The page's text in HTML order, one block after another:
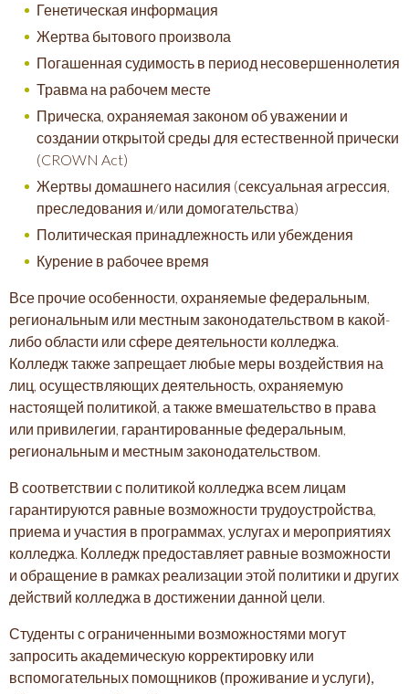
Генетическая информация
Жертва бытового произвола
Погашенная судимость в период несовершеннолетия
Травма на рабочем месте
Прическа, охраняемая законом об уважении и
создании открытой среды для естественной прически
(CROWN Act)
Жертвы домашнего насилия (сексуальная агрессия,
преследования и/или домогательства)
Политическая принадлежность или убеждения
Курение в рабочее время
Все прочие особенности, охраняемые федеральным,
региональным или местным законодательством в какой-
либо области или сфере деятельности колледжа.
Колледж также запрещает любые меры воздействия на
лиц, осуществляющих деятельность, охраняемую
настоящей политикой, а также вмешательство в права
или привилегии, гарантированные федеральным,
региональным и местным законодательством.
В соответствии с политикой колледжа всем лицам
гарантируются равные возможности трудоустройства,
приема и участия в программах, услугах и мероприятиях
колледжа. Колледж предоставляет равные возможности
и обращение в рамках реализации этой политики и других
действий колледжа в достижении данной цели.
Студенты с ограниченными возможностями могут
запросить академическую корректировку или
вспомогательных помощников (проживание и услуги),